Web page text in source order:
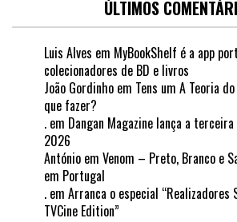
ÚLTIMOS
Luis Alves em MyBookShelf é a app
colecionadores de BD e livros
João Gordinho em Tens um A Teoria
que fazer?
. em Dangan Magazine lança a
2026
António em Venom – Preto, Branco e
em Portugal
. em Arranca o especial “Realizadores
TVCine Edition”